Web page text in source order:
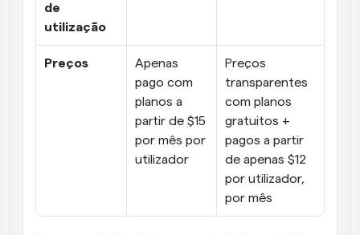
de
utilização
Preços
Apenas
pago com
planos a
partir de $15
por mês por
utilizador
Preços
transparentes
com planos
gratuitos +
pagos a partir
de apenas $12
por utilizador,
por mês